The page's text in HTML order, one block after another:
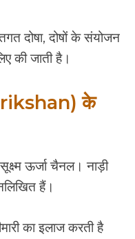
दोषा, दोषों के संयोजन
की जाती है।
के
ऊर्जा चैनल। नाड़ी
हैं।
का इलाज करती है